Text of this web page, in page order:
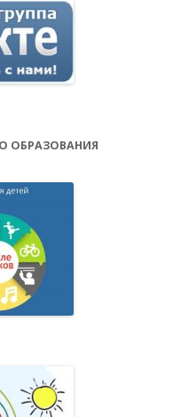
ОБРАЗОВАНИЯ